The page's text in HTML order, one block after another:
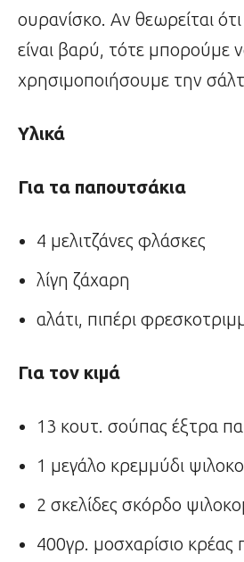
ουρανίσκο. Αν θεωρείται
είναι βαρύ, τότε μπορούμε
χρησιμοποιήσουμε την
Υλικά
Για τα παπουτσάκια
4 μελιτζάνες φλάσκες
λίγη ζάχαρη
αλάτι, πιπέρι
Για τον κιμά
13 κουτ. σούπας έξτρα
1 μεγάλο κρεμμύδι
2 σκελίδες σκόρδο
400γρ. μοσχαρίσιο κρέας